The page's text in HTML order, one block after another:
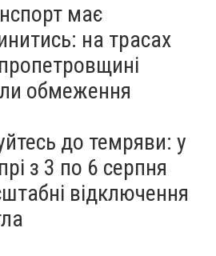
має
на трасах
обмеження
до темряви: у
з 3 по 6 серпня
відключення